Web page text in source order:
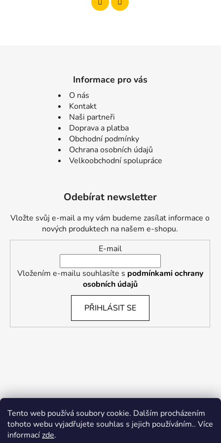
Tento web používá soubory cookie. Dalším procházením
tohoto webu vyjadřujete souhlas s jejich používáním.. Více
informacízde.
Informace pro vás
O nás
Kontakt
Naši partneři
Doprava a platba
Obchodní podmínky
Ochrana osobních údajů
Velkoobchodní spolupráce
Odebírat newsletter
Vložte svůj e-mail a my vám budeme zasílat informace o
nových produktech na našem e-shopu.
E-mail
Vložením e-mailu souhlasíte s podmínkami ochrany
osobních údajů
PŘIHLÁSIT SE